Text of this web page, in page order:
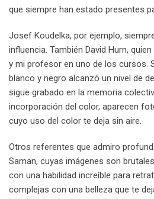
que siempre han estado presentes
Josef Koudelka, por ejemplo,
influencia. También David Hurn,
y mi profesor en uno de los cursos.
blanco y negro alcanzó un nivel de
sigue grabado en la memoria
incorporación del color, aparecen
cuyo uso del color te deja sin aire.
Otros referentes que admiro
Saman, cuyas imágenes son
con una habilidad increíble para
complejas con una belleza que te